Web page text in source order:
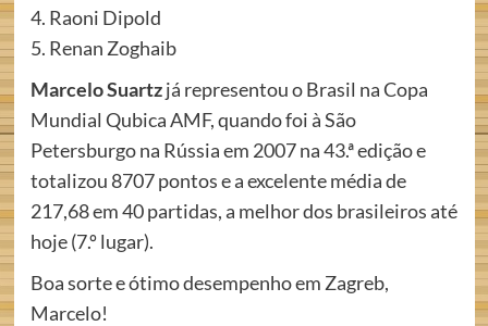
4. Raoni Dipold
5. Renan Zoghaib
Marcelo Suartzjá representou o Brasil na Copa
Mundial Qubica AMF, quando foi à São
Petersburgo na Rússia em 2007 na 43.ª edição e
totalizou 8707 pontos e a excelente média de
217,68 em 40 partidas, a melhor dos brasileiros até
hoje (7.º lugar).
Boa sorte e ótimo desempenho em Zagreb,
Marcelo!